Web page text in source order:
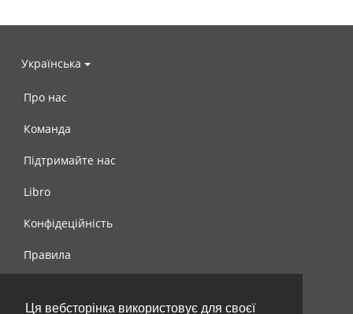
Ця вебсторінка використовує для своєї
Українська
Про нас
Команда
Підтримайте нас
Libro
Конфідеційність
Правила